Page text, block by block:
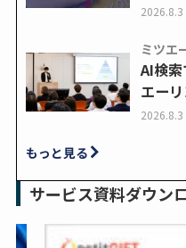
2026.8.3
ミツエ
AI検
エー
2026.8.3
もっと見る
サービス資料ダウン